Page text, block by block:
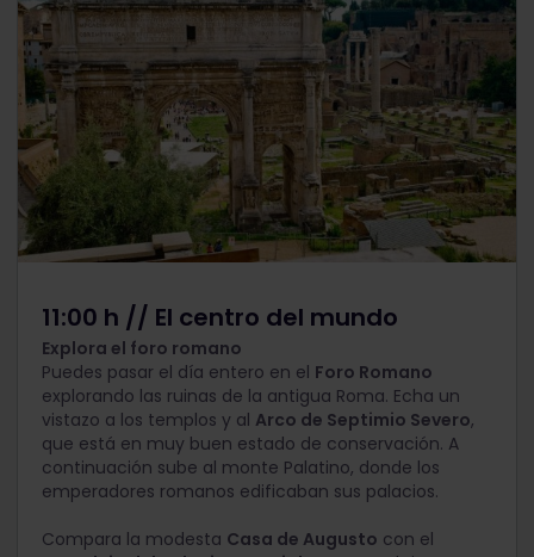
11:00 h // El centro del mundo
Explora el foro romano
Puedes pasar el día entero en el Foro Romano
explorando las ruinas de la antigua Roma. Echa un
vistazo a los templos y al Arco de Septimio Severo,
que está en muy buen estado de conservación. A
continuación sube al monte Palatino, donde los
emperadores romanos edificaban sus palacios.
Compara la modesta Casa de Augusto con el